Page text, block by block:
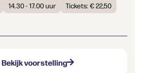
14.30 - 17.00 uur
Tickets: € 22,50
Bekijk voorstelling